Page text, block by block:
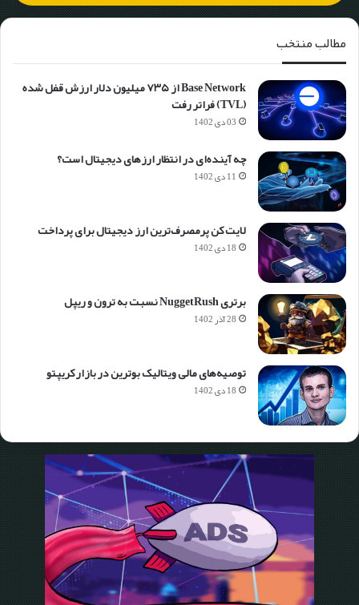
مطالب منتخب
Base Network از ۷۳۵ میلیون دلار ارزش قفل شده
(TVL) فراتر رفت
03 دی 1402
چه آینده‌ای در انتظار ارزهای دیجیتال است؟
11 دی 1402
لایت کن پرمصرف‌ترین ارز دیجیتال برای پرداخت
18 دی 1402
برتری NuggetRush نسبت به ترون و ریپل
28 آذر 1402
توصیه‌های مالی ویتالیک بوترین در بازار کریپتو
18 دی 1402